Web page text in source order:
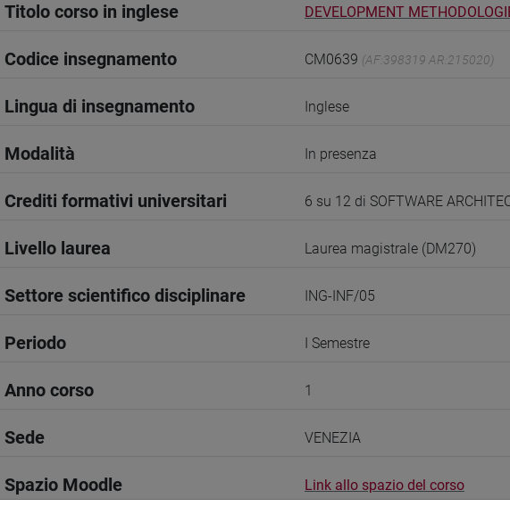
Titolo corso in inglese DEVELOPMENT
Codice insegnamento CM0639 (AF:398319 AR:215020)
Lingua di insegnamento Inglese
Modalità In presenza
Crediti formativi universitari 6 su 12 di SOFTWARE
Livello laurea Laurea magistrale (DM270)
Settore scientifico disciplinare ING-INF/05
Periodo I Semestre
Anno corso 1
Sede VENEZIA
Spazio Moodle Link allo spazio del corso